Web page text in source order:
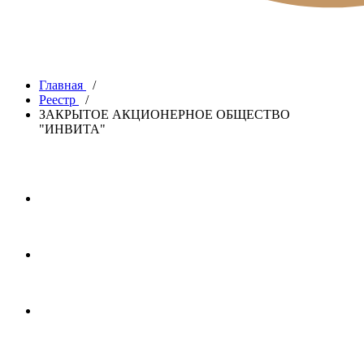
Главная
/
Реестр
/
ЗАКРЫТОЕ АКЦИОНЕРНОЕ ОБЩЕСТВО
"ИНВИТА"